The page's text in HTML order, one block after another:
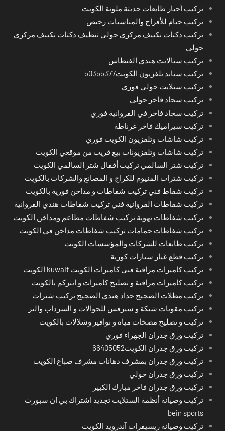
تركيب أحبار طابعات حديثة ملونة الكويت
تركيب خيام للأفراح والمناسبات رخيص
تركيب دكتات تكييف مركزي حولي تنظيف دكتات تكييف مركزي
حولي
تركيب ستالايت هندي الفنطاس
تركيب ستاند تلفزيون الكويت50355377
تركيب ستلايت حولي فوري
تركيب سجاد فاخر حولي
تركيب سجاد فاخر في الفروانية فوري
تركيب سيراميك فاخر غرناطة
تركيب شاشات وتلفزيون الكويت فوري
تركيب شاشات وتلفزيونات بيع قريب من موقعي الكويت
تركيب شتر السالمي تركيب أقفال شتر السالمي الكويت
تركيب شترات المنيوم للكراج و المصانع والشركات بالكويت
تركيب شفاط فني تركيب شفاطات و مداخن فورية بالكويت
تركيب شفاطات الفروانية فني تركيب شفاطات هندي الفروانية
تركيب شفاطات تهوية تركيب شفاطات مطاعم ومداخن الكويت
تركيب شفاطات حمامات تركيب شفاطات مداخن في الكويت
تركيب طابعات للشركات والمؤسسات الكويت
تركيب قطع غيار سيارات كورية
تركيب كاميرات مراقبة فني كاميرات الكويت kuwait الكويت
تركيب كاميرات مراقبة و تصليح كاميرات و انتركم بالكويت
تركيب مظلات الضجيج حداد هندي الضجيج تركيب شترات
تركيب مقويات شبكة و سيرفس للجوالات و السرداب والبر
تركيب و تصليح مضخات مياه و نوافير وشلالات بالكويت
تركيب ورق جدران الجهراء فوري
تركيب ورق جدران الكويت66405052
تركيب ورق جدران بمشرف دهانات مشرف صباغ الكويت
تركيب ورق جدران حولي
تركيب ورق جدران فاخر مبارك الكبير
تركيب وصيانة أنظمة الستلايت تجديد اشتراك بي ان سبورت
bein sports
تركيب وصيانة ريسيفرات آندرويد الكويت